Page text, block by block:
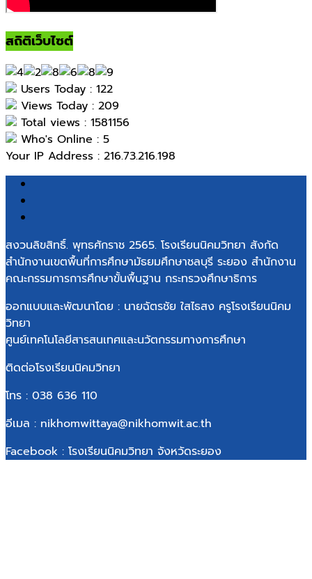
สถิติเว็บไซต์
Users Today : 122
Views Today : 209
Total views : 1581156
Who's Online : 5
Your IP Address : 216.73.216.198
สงวนลิขสิทธิ์. พุทธศักราช 2565. โรงเรียนนิคมวิทยา สังกัด
สำนักงานเขตพื้นที่การศึกษามัธยมศึกษาชลบุรี ระยอง สำนักงาน
คณะกรรมการการศึกษาขั้นพื้นฐาน กระทรวงศึกษาธิการ
ออกแบบและพัฒนาโดย : นายฉัตรชัย ใสไธสง ครูโรงเรียนนิคม
วิทยา
ศูนย์เทคโนโลยีสารสนเทศและนวัตกรรมทางการศึกษา
ติดต่อโรงเรียนนิคมวิทยา
โทร : 038 636 110
อีเมล : nikhomwittaya@nikhomwit.ac.th
Facebook : โรงเรียนนิคมวิทยา จังหวัดระยอง